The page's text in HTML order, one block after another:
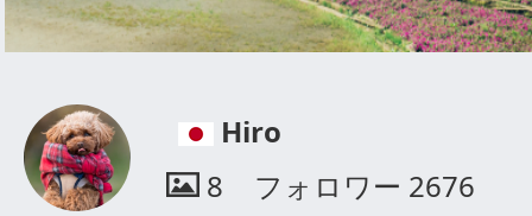
Hiro
8
フォロワー 2676